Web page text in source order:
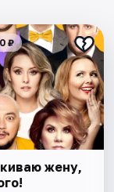
₽
жену,